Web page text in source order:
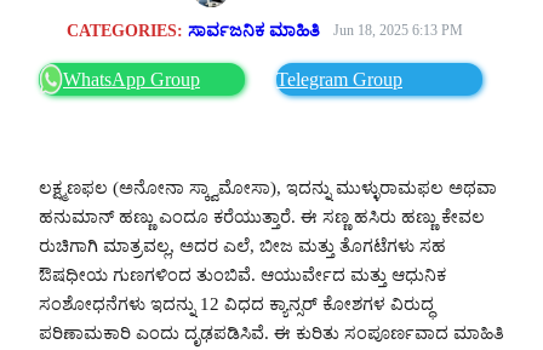
CATEGORIES:ಸಾರ್ವಜನಿಕ ಮಾಹಿತಿ Jun 18, 2025 6:13 PM
WhatsApp Group Telegram Group
ಲಕ್ಷ್ಮಣಫಲ (ಅನೋನಾ ಸ್ಕ್ವಾಮೋಸಾ), ಇದನ್ನು ಮುಳ್ಳುರಾಮಫಲ ಅಥವಾ
ಹನುಮಾನ್ ಹಣ್ಣು ಎಂದೂ ಕರೆಯುತ್ತಾರೆ. ಈ ಸಣ್ಣ ಹಸಿರು ಹಣ್ಣು ಕೇವಲ
ರುಚಿಗಾಗಿ ಮಾತ್ರವಲ್ಲ, ಅದರ ಎಲೆ, ಬೀಜ ಮತ್ತು ತೊಗಟೆಗಳು ಸಹ
ಔಷಧೀಯ ಗುಣಗಳಿಂದ ತುಂಬಿವೆ. ಆಯುರ್ವೇದ ಮತ್ತು ಆಧುನಿಕ
ಸಂಶೋಧನೆಗಳು ಇದನ್ನು 12 ವಿಧದ ಕ್ಯಾನ್ಸರ್ ಕೋಶಗಳ ವಿರುದ್ಧ
ಪರಿಣಾಮಕಾರಿ ಎಂದು ದೃಢಪಡಿಸಿವೆ. ಈ ಕುರಿತು ಸಂಪೂರ್ಣವಾದ ಮಾಹಿತಿ